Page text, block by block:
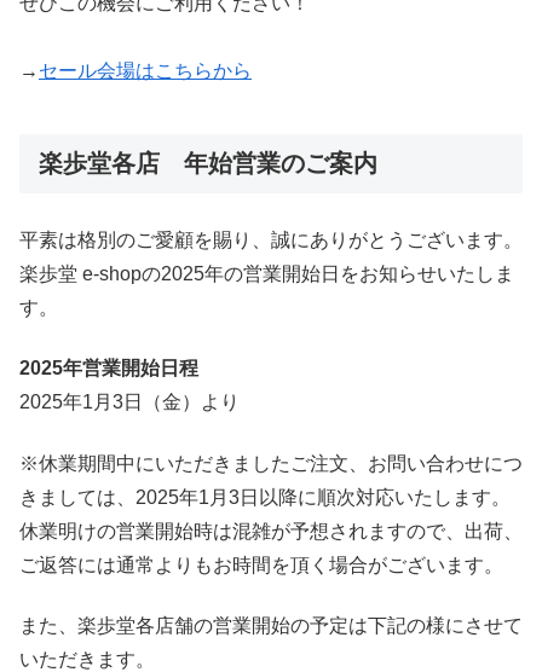
→ セール会場はこちらから
楽歩堂各店 年始営業のご案内
平素は格別のご愛顧を賜り、誠にありがとうございます。
楽歩堂 e-shopの2025年の営業開始日をお知らせいたしま
す。
2025年営業開始日程
2025年1月3日（金）より
※休業期間中にいただきましたご注文、お問い合わせにつ
きましては、2025年1月3日以降に順次対応いたします。
休業明けの営業開始時は混雑が予想されますので、出荷、
ご返答には通常よりもお時間を頂く場合がございます。
また、楽歩堂各店舗の営業開始の予定は下記の様にさせて
いただきます。